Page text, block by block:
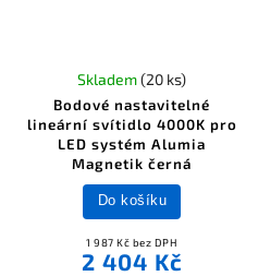
Bodové nastavitelné
lineární svítidlo 4000K pro
LED systém Alumia
Magnetik černá
Skladem(20 ks)
1 987 Kč bez DPH
2 404 Kč
Do košíku